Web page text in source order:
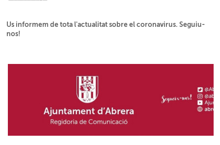
Us informem de tota l'actualitat sobre el coronavirus. Seguiu-
nos!